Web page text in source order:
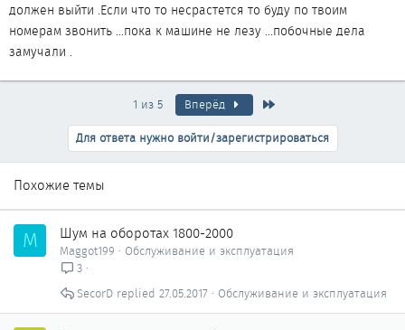
должен выйти .Если что то несрастется то буду по твоим
номерам звонить ...пока к машине не лезу ...побочные дела
замучали .
1 из 5 Вперёд
Для ответа нужно войти/зарегистрироваться
Похожие темы
M Шум на оборотах 1800-2000
Maggot199
Обслуживание и эксплуатация
3
Обслуживание и эксплуатация
27.05.2017
SecorD